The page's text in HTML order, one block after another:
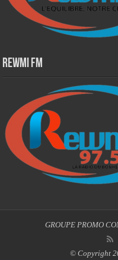
Rewmi Fm
GROUPE PROMO
© Copyright